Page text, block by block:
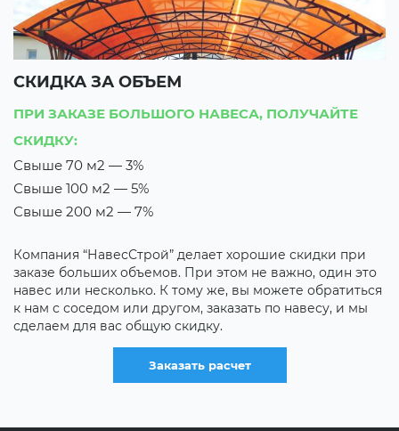
СКИДКА ЗА ОБЪЕМ
ПРИ ЗАКАЗЕ БОЛЬШОГО НАВЕСА, ПОЛУЧАЙТЕ
СКИДКУ:
Свыше 70 м2 — 3%
Свыше 100 м2 — 5%
Свыше 200 м2 — 7%
Компания “НавесСтрой” делает хорошие скидки при
заказе больших объемов. При этом не важно, один это
навес или несколько. К тому же, вы можете обратиться
к нам с соседом или другом, заказать по навесу, и мы
сделаем для вас общую скидку.
Заказать расчет